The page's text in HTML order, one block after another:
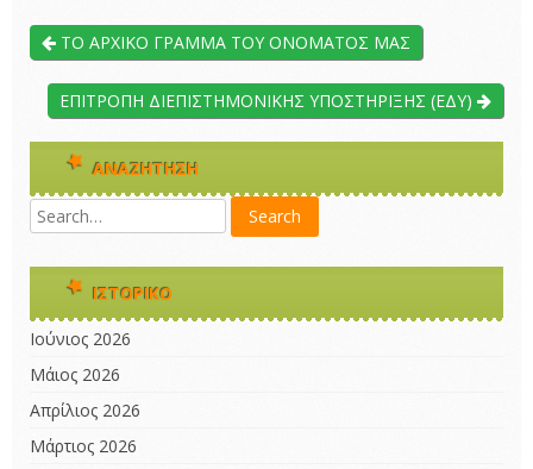
ΤΟ ΑΡΧΙΚΟ ΓΡΑΜΜΑ ΤΟΥ ΟΝΟΜΑΤΟΣ ΜΑΣ
ΕΠΙΤΡΟΠΗ ΔΙΕΠΙΣΤΗΜΟΝΙΚΗΣ ΥΠΟΣΤΗΡΙΞΗΣ (ΕΔΥ)
ΑΝΑΖΉΤΗΣΗ
ΙΣΤΟΡΙΚΌ
Ιούνιος 2026
Μάιος 2026
Απρίλιος 2026
Μάρτιος 2026